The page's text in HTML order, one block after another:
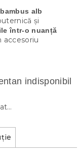
indisponibil
alb
și
într-o nuanță
accesoriu